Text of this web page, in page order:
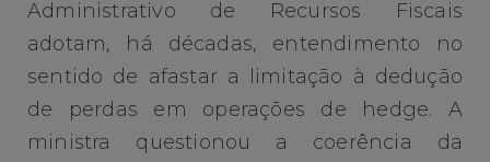
Administrativo de Recursos Fiscais
adotam, há décadas, entendimento no
sentido de afastar a limitação à dedução
de perdas em operações de hedge. A
ministra questionou a coerência da